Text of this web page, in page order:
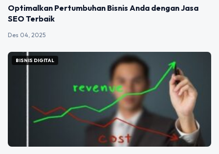
Optimalkan Pertumbuhan Bisnis Anda dengan Jasa
SEO Terbaik
Des 04, 2025
BISNIS DIGITAL